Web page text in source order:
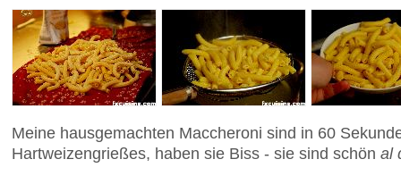
Meine hausgemachten Maccheroni sind in 60
Hartweizengrießes, haben sie Biss - sie sind schön al